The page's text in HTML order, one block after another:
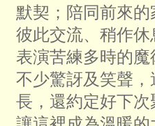
默契；陪同前來
彼此交流、稍作
表演苦練多時的
不少驚訝及笑聲
長，還約定好下